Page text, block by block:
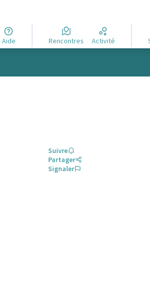
Aide Rencontres Activité
Suivre
Partager
Signaler